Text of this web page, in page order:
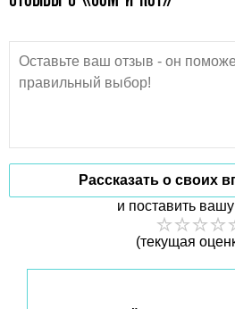
Рассказать о своих
и поставить
(текущая